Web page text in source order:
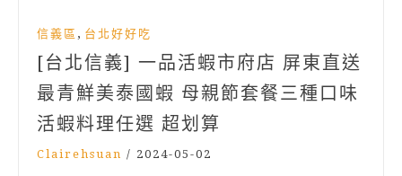
信義區 , 台北好好吃
[台北信義] 一品活蝦市府店 屏東直送
最青鮮美泰國蝦 母親節套餐三種口味
活蝦料理任選 超划算
Clairehsuan / 2024-05-02